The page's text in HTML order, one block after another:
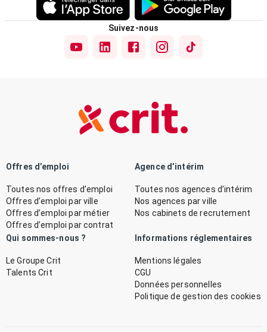
Suivez-nous
Offres d’emploi
Toutes nos offres d’emploi
Offres d’emploi par ville
Offres d’emploi par métier
Offres d’emploi par contrat
Agence d’intérim
Toutes nos agences d’intérim
Nos agences par ville
Nos cabinets de recrutement
Qui sommes-nous ?
Le Groupe Crit
Talents Crit
Informations réglementaires
Mentions légales
CGU
Données personnelles
Politique de gestion des cookies